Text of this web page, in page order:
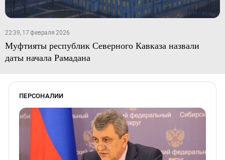
22:39, 17 февраля 2026
Муфтияты республик Северного Кавказа назвали
даты начала Рамадана
ПЕРСОНАЛИИ